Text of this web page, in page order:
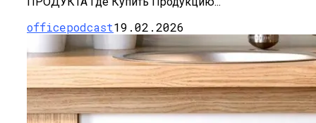
officepodcast19.02.2026